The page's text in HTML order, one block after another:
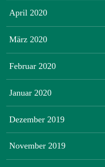
April 2020
März 2020
Februar 2020
Januar 2020
Dezember 2019
November 2019